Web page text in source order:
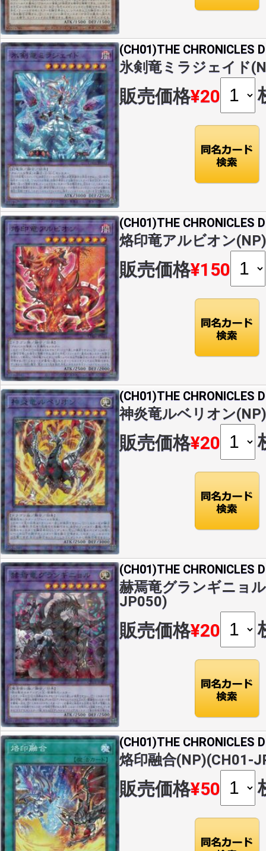
(CH01)THE CHRONICLES
氷剣竜ミラジェイド
販売価格¥20
(CH01)THE CHRONICLES
烙印竜アルビオン
販売価格¥150
(CH01)THE CHRONICLES
神炎竜ルベリオン
販売価格¥20
(CH01)THE CHRONICLES
赫焉竜グランギニョ
JP050)
販売価格¥20
(CH01)THE CHRONICLES
烙印融合(NP)(CH01-
販売価格¥50